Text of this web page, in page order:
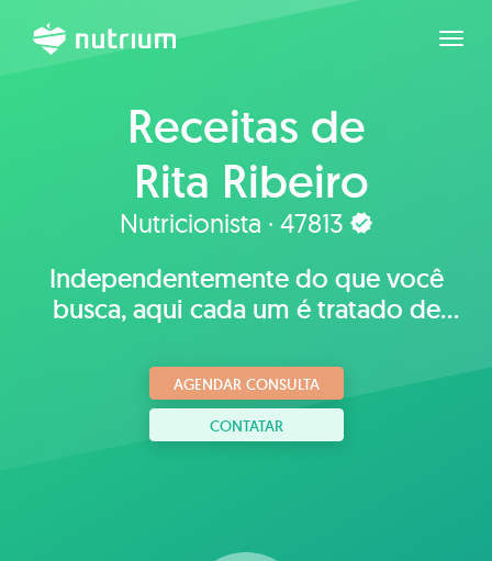
Receitas de
Rita Ribeiro
Nutricionista · 47813
Independentemente do que você
busca, aqui cada um é tratado de
AGENDAR CONSULTA
CONTATAR